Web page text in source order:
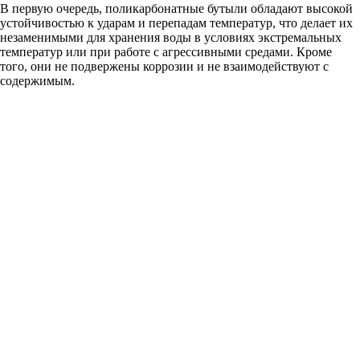
В первую очередь, поликарбонатные бутыли обладают высокой
устойчивостью к ударам и перепадам температур, что делает их
незаменимыми для хранения воды в условиях экстремальных
температур или при работе с агрессивными средами. Кроме
того, они не подвержены коррозии и не взаимодействуют с
содержимым.